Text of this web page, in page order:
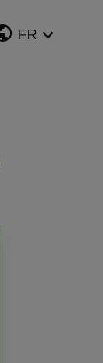
FR